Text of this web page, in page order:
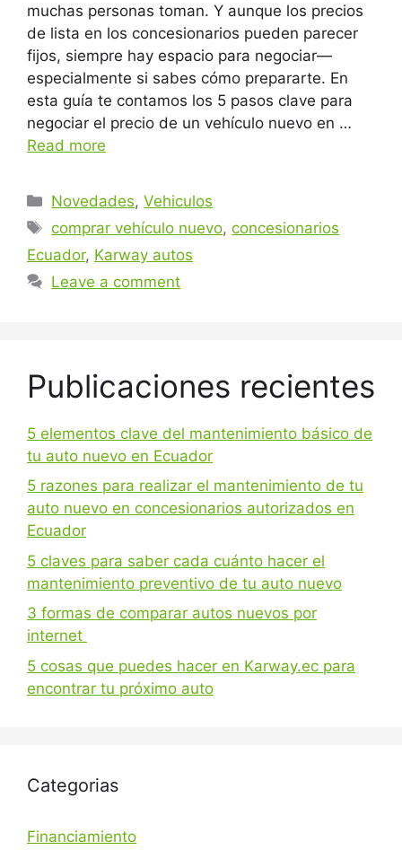
muchas personas toman. Y aunque los precios
de lista en los concesionarios pueden parecer
fijos, siempre hay espacio para negociar—
especialmente si sabes cómo prepararte. En
esta guía te contamos los 5 pasos clave para
negociar el precio de un vehículo nuevo en …
Read more
Categories
Novedades,Vehiculos
Tags
comprar vehículo nuevo,concesionarios
Ecuador, Karway autos
Leave a comment
Publicaciones recientes
5 elementos clave del mantenimiento básico de
tu auto nuevo en Ecuador
5 razones para realizar el mantenimiento de tu
auto nuevo en concesionarios autorizados en
Ecuador
5 claves para saber cada cuánto hacer el
mantenimiento preventivo de tu auto nuevo
3 formas de comparar autos nuevos por
internet
5 cosas que puedes hacer en Karway.ec para
encontrar tu próximo auto
Categorias
Financiamiento